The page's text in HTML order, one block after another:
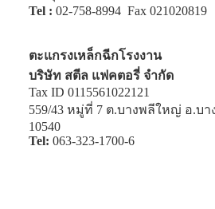
Tel : 02-758-8994Fax 021020819
ตะแกรงเหล็กฉีกโรงงาน
บริษัท สตีล แฟคตอรี่ จำกัด
Tax ID 0115561022121
559/43 หมู่ที่ 7 ต.บางพลีใหญ่ อ.บ
10540
Tel: 063-323-1700-6